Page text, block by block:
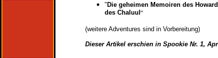
" Die geheimen Memoiren des
des Chaluul"
(weitere Adventures sind in Vorbereitung)
Dieser Artikel erschien in Spookie Nr. 1,